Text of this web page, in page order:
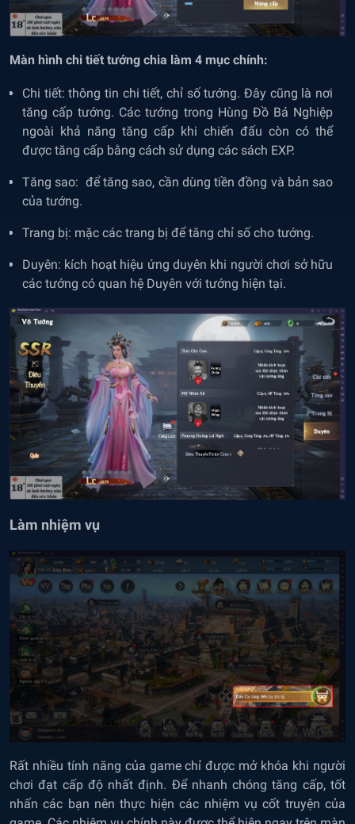
Màn hình chi tiết tướng chia làm 4 mục chính:
Chi tiết: thông tin chi tiết, chỉ số tướng. Đây cũng là nơi
tăng cấp tướng. Các tướng trong Hùng Đồ Bá Nghiệp
ngoài khả năng tăng cấp khi chiến đấu còn có thể
được tăng cấp bằng cách sử dụng các sách EXP.
Tăng sao: để tăng sao, cần dùng tiền đồng và bản sao
của tướng.
Trang bị: mặc các trang bị để tăng chỉ số cho tướng.
Duyên: kích hoạt hiệu ứng duyên khi người chơi sở hữu
các tướng có quan hệ Duyên với tướng hiện tại.
Làm nhiệm vụ
Rất nhiều tính năng của game chỉ được mở khóa khi người
chơi đạt cấp độ nhất định. Để nhanh chóng tăng cấp, tốt
nhấn các bạn nên thực hiện các nhiệm vụ cốt truyện của